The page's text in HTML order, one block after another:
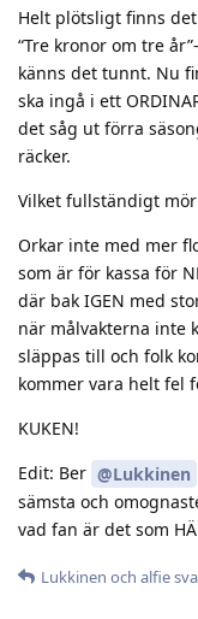
Helt plötsligt finns
“Tre kronor om tre
känns det tunnt. Nu
ska ingå i ett
det såg ut förra
räcker.
Vilket fullständigt
Orkar inte med mer
som är för kassa för
där bak IGEN med
när målvakterna inte
släppas till och folk
kommer vara helt fel
KUKEN!
Edit: Ber @Lukkinen
sämsta och
vad fan är det som
Lukkinen och alfie